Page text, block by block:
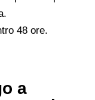
48 ore.
a